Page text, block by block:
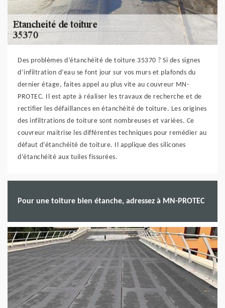
Des problèmes d’étanchéité de toiture 35370 ? Si des signes
d’infiltration d’eau se font jour sur vos murs et plafonds du
dernier étage, faites appel au plus vite au couvreur MN-
PROTEC. Il est apte à réaliser les travaux de recherche et de
rectifier les défaillances en étanchéité de toiture. Les origines
des infiltrations de toiture sont nombreuses et variées. Ce
couvreur maitrise les différentes techniques pour remédier au
défaut d’étanchéité de toiture. Il applique des silicones
d’étanchéité aux tuiles fissurées.
Pour une toiture bien étanche, adressez à MN-PROTEC